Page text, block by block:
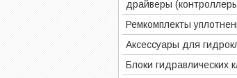
драйверы
Ремкомплекты
Аксессуары для
Блоки гидравлических